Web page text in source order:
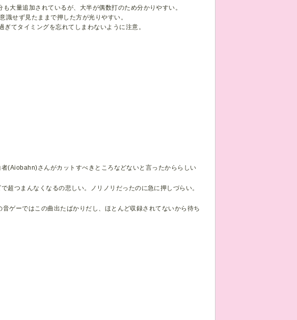
大量追加されているが、大半が偶数打のため分かりやすい。
せず見たままで押した方が光りやすい。
てタイミングを忘れてしまわないように注意。
(Aiobahn)さんがカットすべきところなどないと言ったかららしい
超つまんなくなるの悲しい。ノリノリだったのに急に押しづらい。
ゲーではこの曲出たばかりだし、ほとんど収録されてないから待ち